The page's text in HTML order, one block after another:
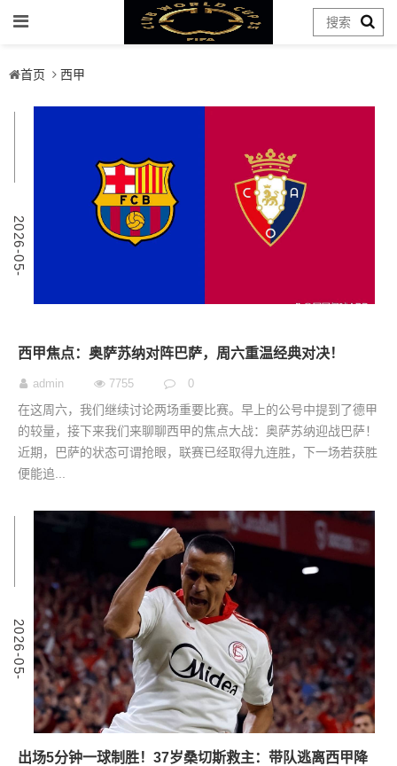
首页 西甲
2
0
2
6
-
0
5
-
0
西甲焦点：奥萨苏纳对阵巴萨，周六重温经典对决！
admin 7755 0
在这周六，我们继续讨论两场重要比赛。早上的公号中提到了德甲
的较量，接下来我们来聊聊西甲的焦点大战：奥萨苏纳迎战巴萨！
近期，巴萨的状态可谓抢眼，联赛已经取得九连胜，下一场若获胜
便能追...
2
0
2
6
-
0
5
-
0
出场5分钟一球制胜！37岁桑切斯救主：带队逃离西甲降